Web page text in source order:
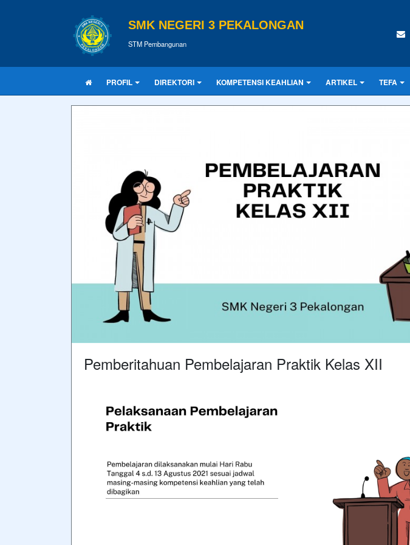
SMK NEGERI 3 PEKALONGAN
STM Pembangunan
PROFIL DIREKTORI KOMPETENSI KEAHLIAN ARTIKEL TEFA
Pemberitahuan Pembelajaran Praktik Kelas XII